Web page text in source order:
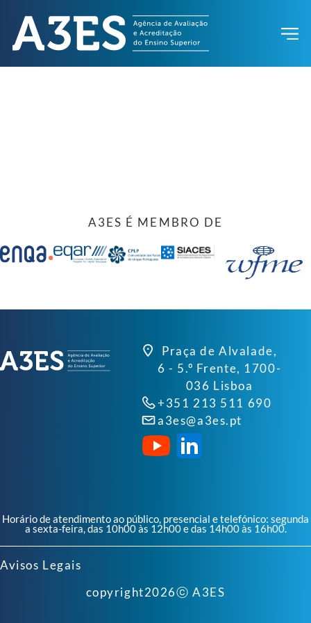
A3ES É MEMBRO DE
Praça de Alvalade,
6 - 5.º Frente, 1700-
036 Lisboa
+351 213 511 690
a3es@a3es.pt
Horário de atendimento ao público, presencial e telefónico: segunda
a sexta-feira, das 10h00 às 12h00 e das 14h00 às 16h00.
Avisos Legais
copyright2026ⓒ A3ES